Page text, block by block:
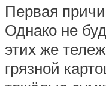
Первая
Однако не
этих же
грязной